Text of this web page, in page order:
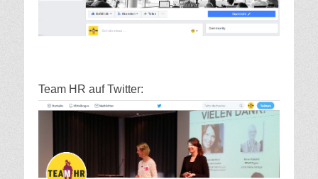
Team HR auf Twitter: